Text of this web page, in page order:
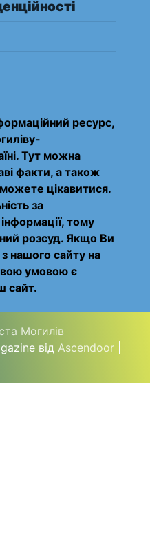
ресурс,
Тут можна
факти, а також
цікавитися.
за
тому
розсуд. Якщо Ви
нашого сайту на
умовою є
сайт.
Могилів
від Ascendoor